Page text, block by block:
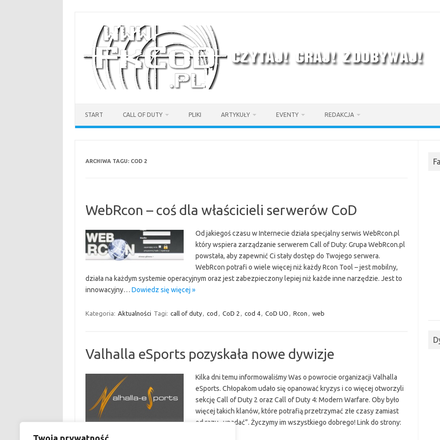
Twoja prywatność
START CALL OF DUTY PLIKI ARTYKUŁY EVENTY REDAKCJA
ARCHIWA TAGU: COD 2
WebRcon – coś dla właścicieli serwerów CoD
Od jakiegoś czasu w Internecie działa specjalny serwis WebRcon.pl
który wspiera zarządzanie serwerem Call of Duty: Grupa WebRcon.pl
powstała, aby zapewnić Ci stały dostęp do Twojego serwera.
WebRcon potrafi o wiele więcej niż każdy Rcon Tool – jest mobilny,
działa na każdym systemie operacyjnym oraz jest zabezpieczony lepiej niż każde inne narzędzie. Jest to
innowacyjny… Dowiedz się więcej »
Kategoria: Aktualności Tagi: call of duty, cod , CoD 2 , cod 4, CoD UO , Rcon , web
Valhalla eSports pozyskała nowe dywizje
Kilka dni temu informowaliśmy Was o powrocie organizacji Valhalla
eSports. Chłopakom udało się opanować kryzys i co więcej otworzyli
sekcję Call of Duty 2 oraz Call of Duty 4: Modern Warfare. Oby było
więcej takich klanów, które potrafią przetrzymać złe czasy zamiast
od razu „upadać”. Życzymy im wszystkiego dobrego! Link do strony: